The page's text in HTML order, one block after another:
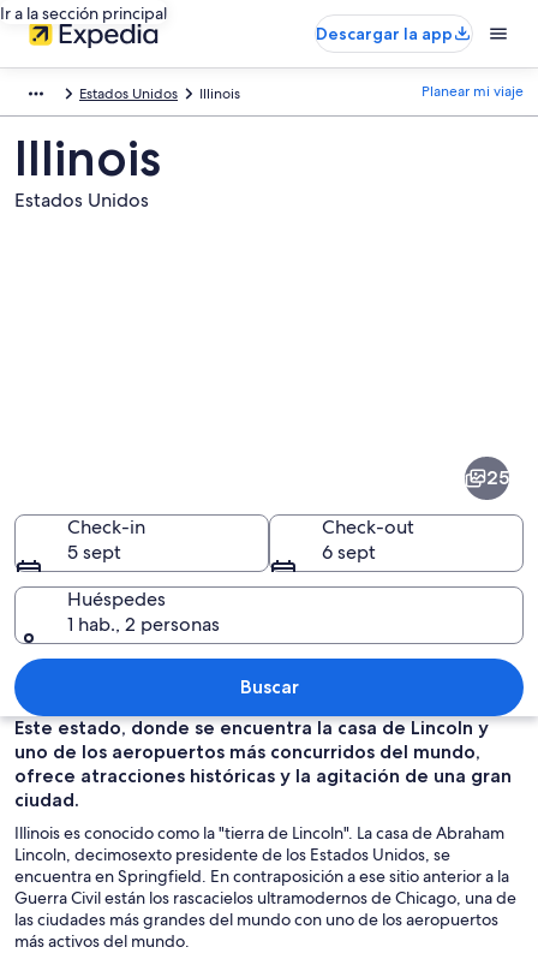
Ir a la sección principal
Descargar la app
Estados Unidos Illinois Planear mi viaje
Illinois
Estados Unidos
Una calle urbana concurrida con
25
Check-in
5 sept
Check-out
6 sept
Huéspedes
1 hab., 2 personas
Buscar
Este estado, donde se encuentra la casa de Lincoln y
uno de los aeropuertos más concurridos del mundo,
ofrece atracciones históricas y la agitación de una gran
ciudad.
Illinois es conocido como la "tierra de Lincoln". La casa de Abraham
Lincoln, decimosexto presidente de los Estados Unidos, se
encuentra en Springfield. En contraposición a ese sitio anterior a la
Guerra Civil están los rascacielos ultramodernos de Chicago, una de
las ciudades más grandes del mundo con uno de los aeropuertos
más activos del mundo.